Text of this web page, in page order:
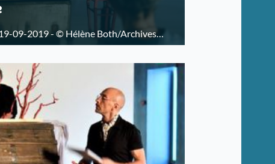
09-2019 - © Hélène Both/Archives